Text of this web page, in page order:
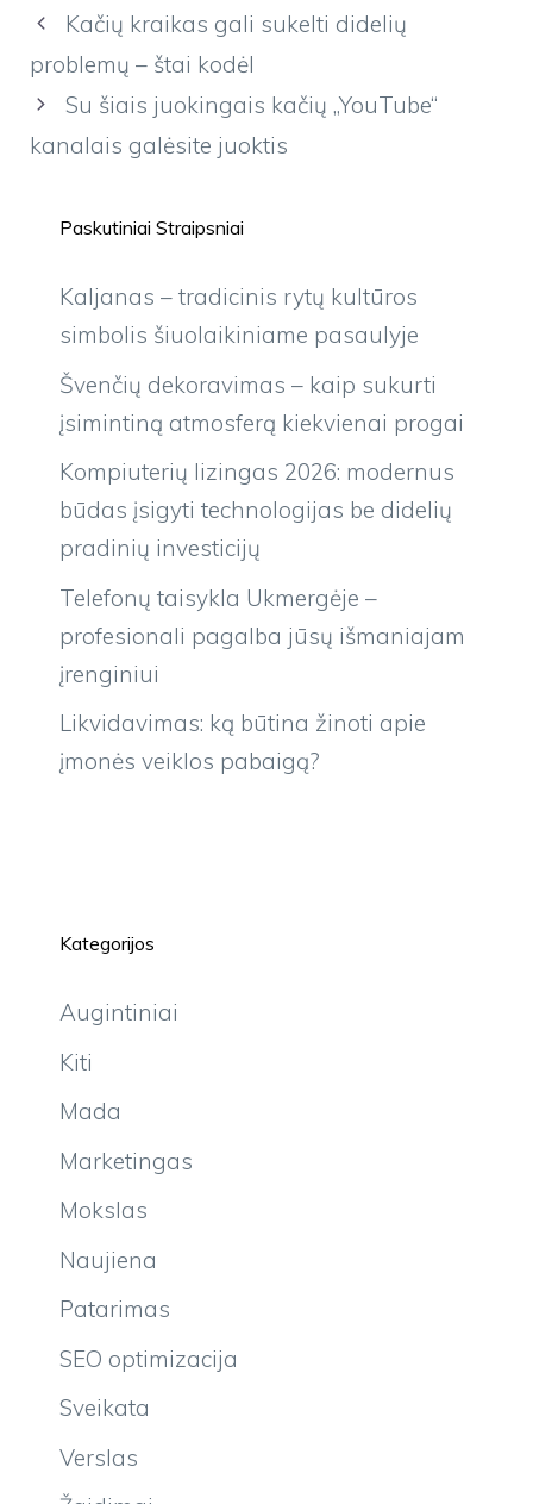
Kačių kraikas gali sukelti didelių
problemų – štai kodėl
Su šiais juokingais kačių „YouTube“
kanalais galėsite juoktis
Paskutiniai Straipsniai
Kaljanas – tradicinis rytų kultūros
simbolis šiuolaikiniame pasaulyje
Švenčių dekoravimas – kaip sukurti
įsimintiną atmosferą kiekvienai progai
Kompiuterių lizingas 2026: modernus
būdas įsigyti technologijas be didelių
pradinių investicijų
Telefonų taisykla Ukmergėje –
profesionali pagalba jūsų išmaniajam
įrenginiui
Likvidavimas: ką būtina žinoti apie
įmonės veiklos pabaigą?
Kategorijos
Augintiniai
Kiti
Mada
Marketingas
Mokslas
Naujiena
Patarimas
SEO optimizacija
Sveikata
Verslas